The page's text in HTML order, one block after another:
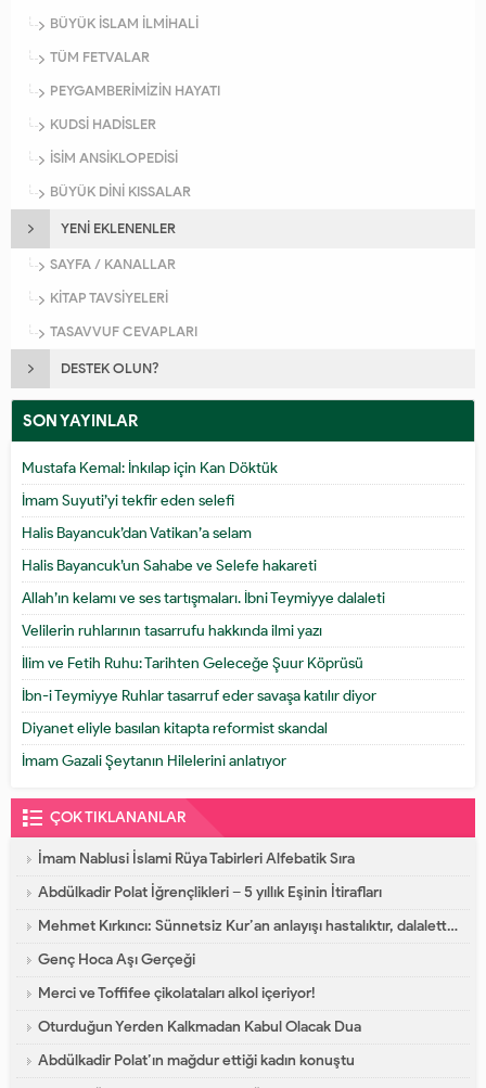
BÜYÜK İSLAM İLMİHALİ
TÜM FETVALAR
PEYGAMBERİMİZİN HAYATI
KUDSİ HADİSLER
İSİM ANSİKLOPEDİSİ
BÜYÜK DİNİ KISSALAR
YENİ EKLENENLER
SAYFA / KANALLAR
KİTAP TAVSİYELERİ
TASAVVUF CEVAPLARI
DESTEK OLUN?
SON YAYINLAR
Mustafa Kemal: İnkılap için Kan Döktük
İmam Suyuti’yi tekfir eden selefi
Halis Bayancuk’dan Vatikan’a selam
Halis Bayancuk’un Sahabe ve Selefe hakareti
Allah’ın kelamı ve ses tartışmaları. İbni Teymiyye dalaleti
Velilerin ruhlarının tasarrufu hakkında ilmi yazı
İlim ve Fetih Ruhu: Tarihten Geleceğe Şuur Köprüsü
İbn-i Teymiyye Ruhlar tasarruf eder savaşa katılır diyor
Diyanet eliyle basılan kitapta reformist skandal
İmam Gazali Şeytanın Hilelerini anlatıyor
ÇOK TIKLANANLAR
İmam Nablusi İslami Rüya Tabirleri Alfebatik Sıra
Abdülkadir Polat İğrençlikleri – 5 yıllık Eşinin İtirafları
Mehmet Kırkıncı: Sünnetsiz Kur’an anlayışı hastalıktır, dalalettir!
Genç Hoca Aşı Gerçeği
Merci ve Toffifee çikolataları alkol içeriyor!
Oturduğun Yerden Kalkmadan Kabul Olacak Dua
Abdülkadir Polat’ın mağdur ettiği kadın konuştu